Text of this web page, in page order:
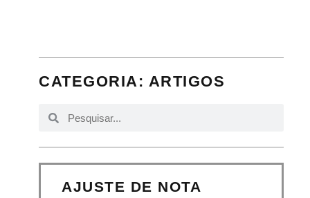
CATEGORIA: ARTIGOS
AJUSTE DE NOTA